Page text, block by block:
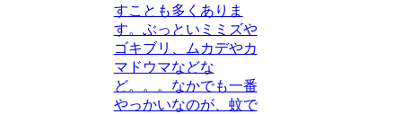
すことも多くありま
す。ぶっといミミズや
ゴキブリ、ムカデやカ
マドウマなどな
ど。。。なかでも一番
やっかいなのが、蚊で